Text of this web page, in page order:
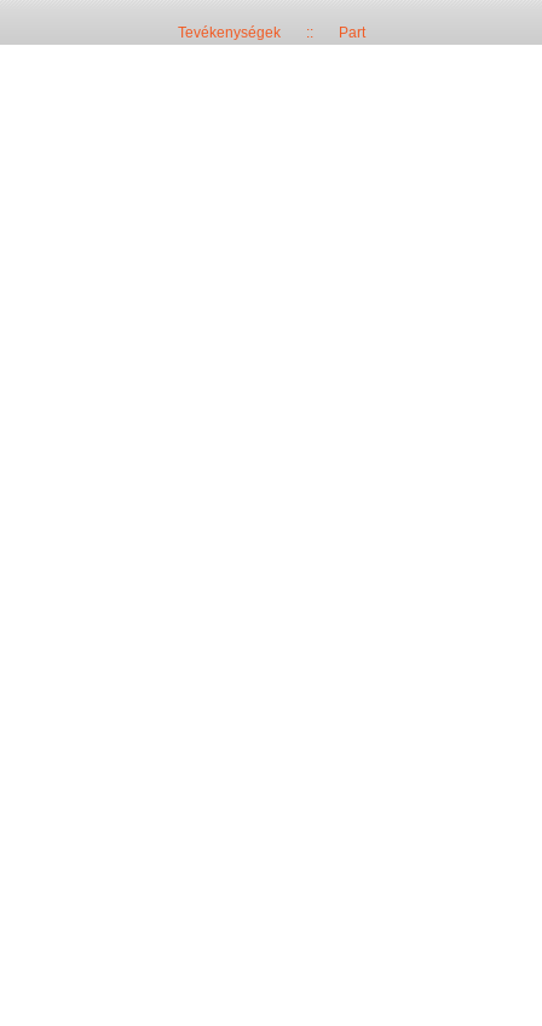
Tevékenységek:: Part